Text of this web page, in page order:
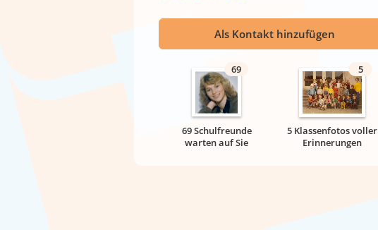
Als Kontakt hinzufügen
69
69 Schulfreunde
warten auf Sie
5
5 Klassenfotos voller
Erinnerungen